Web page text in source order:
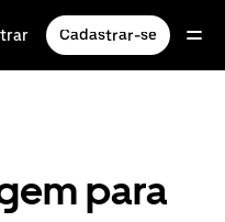
Cadastrar-se
para